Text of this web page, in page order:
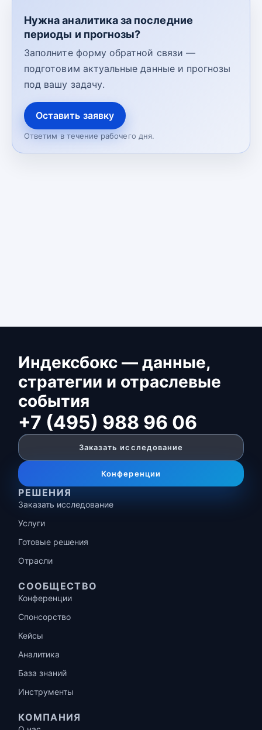
Нужна аналитика за последние
периоды и прогнозы?
Заполните форму обратной связи —
подготовим актуальные данные и прогнозы
под вашу задачу.
Оставить заявку
Ответим в течение рабочего дня.
Индексбокс — данные,
стратегии и отраслевые
события
+7 (495) 988 96 06
Заказать исследование
Конференции
РЕШЕНИЯ
Заказать исследование
Услуги
Готовые решения
Отрасли
СООБЩЕСТВО
Конференции
Спонсорство
Кейсы
Аналитика
База знаний
Инструменты
КОМПАНИЯ